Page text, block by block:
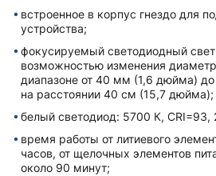
встроенное в корпус гнездо для
устройства;
фокусируемый светодиодный
возможностью изменения
диапазоне от 40 мм (1,6 дюйма)
на расстоянии 40 см (15,7 дюйма);
белый светодиод: 5700 К, CRI=93,
время работы от литиевого
часов, от щелочных элементов
около 90 минут;